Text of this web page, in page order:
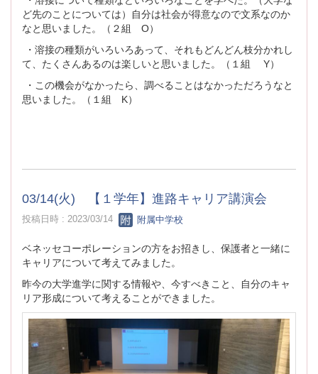
ど先のことについては）自分は社会が得意なので文系なのか
なと思いました。（２組 O）
・溶接の種類がいろいろあって、それもどんどん枝分かれし
て、たくさんあるのは楽しいと思いました。（１組 Y）
・この機会がなかったら、調べることはなかっただろうなと
思いました。（１組 K）
03/14(火) 【１学年】進路キャリア講演会
投稿日時 : 2023/03/14 附属中学校
ベネッセコーポレーションの方をお招きし、保護者と一緒に
キャリアについて考えてみました。
昨今の大学進学に関する情報や、今すべきこと、自分のキャ
リア形成について考えることができました。